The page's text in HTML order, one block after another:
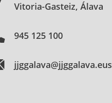
Vitoria-Gasteiz, Álava
945 125 100
jjggalava@jjggalava.eus